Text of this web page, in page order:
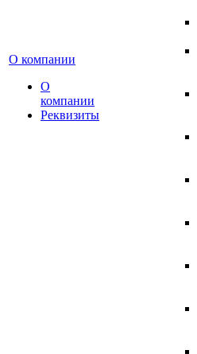
О компании
О
компании
Реквизиты